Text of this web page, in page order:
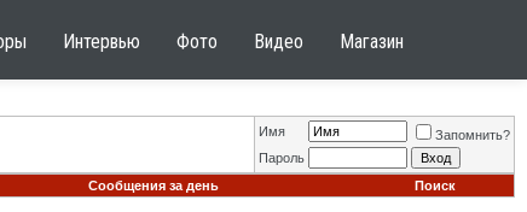
Интервью Фото Видео Магазин
Имя
Запомнить?
Пароль
Сообщения за день Поиск